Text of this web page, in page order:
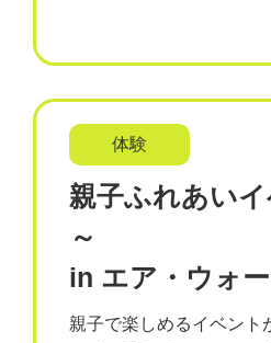
体験
親子ふれあい
～
in エア・ウォ
親子で楽しめるイベント